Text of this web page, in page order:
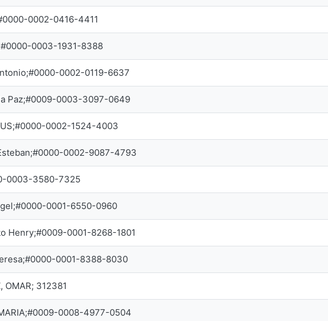
0002-0416-4411
0003-1931-8388
0002-0119-6637
Paz;#0009-0003-3097-0649
0002-1524-4003
0002-9087-4793
0003-3580-7325
0001-6550-0960
Henry;#0009-0001-8268-1801
0001-8388-8030
OMAR; 312381
0008-4977-0504